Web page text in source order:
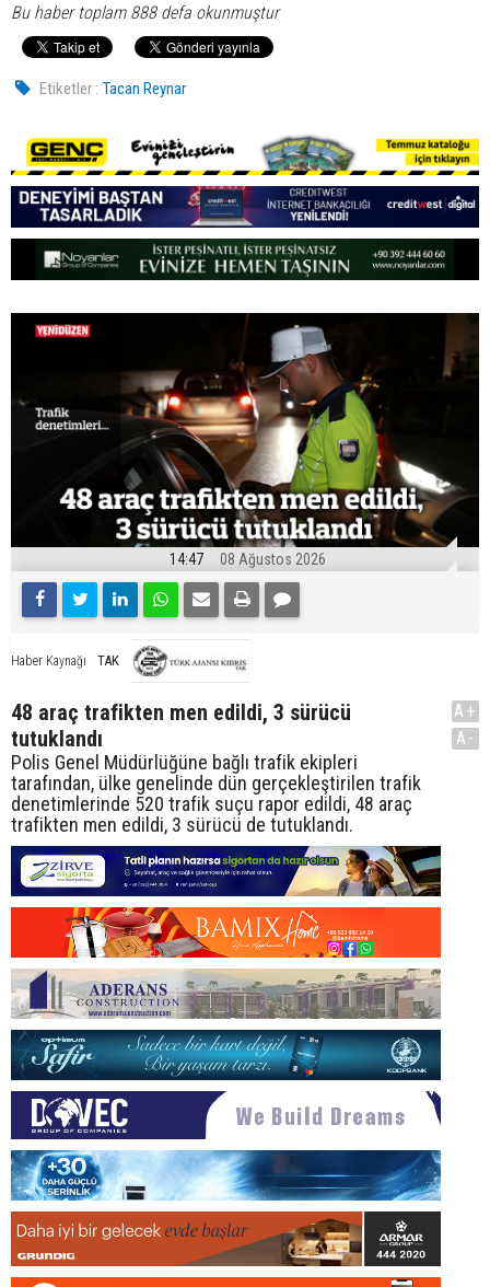
Bu haber toplam 888 defa okunmuştur
Etiketler : Tacan Reynar
14:47 08 Ağustos 2026
Haber Kaynağı TAK
48 araç trafikten men edildi, 3 sürücü
tutuklandı
Polis Genel Müdürlüğüne bağlı trafik ekipleri
tarafından, ülke genelinde dün gerçekleştirilen trafik
denetimlerinde 520 trafik suçu rapor edildi, 48 araç
trafikten men edildi, 3 sürücü de tutuklandı.
A+
A-